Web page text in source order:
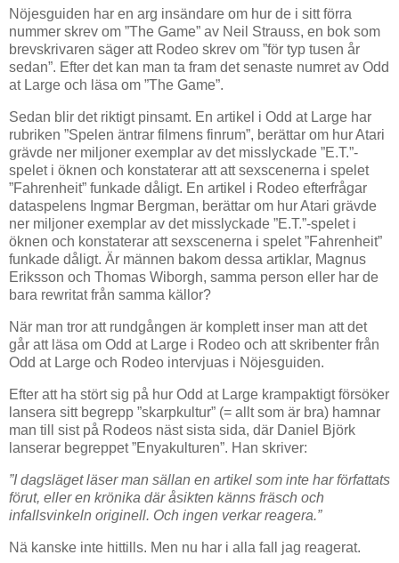
Nöjesguiden har en arg insändare om hur de i sitt förra
nummer skrev om ”The Game” av Neil Strauss, en bok som
brevskrivaren säger att Rodeo skrev om ”för typ tusen år
sedan”. Efter det kan man ta fram det senaste numret av Odd
at Large och läsa om ”The Game”.
Sedan blir det riktigt pinsamt. En artikel i Odd at Large har
rubriken ”Spelen äntrar filmens finrum”, berättar om hur Atari
grävde ner miljoner exemplar av det misslyckade ”E.T.”-
spelet i öknen och konstaterar att att sexscenerna i spelet
”Fahrenheit” funkade dåligt. En artikel i Rodeo efterfrågar
dataspelens Ingmar Bergman, berättar om hur Atari grävde
ner miljoner exemplar av det misslyckade ”E.T.”-spelet i
öknen och konstaterar att sexscenerna i spelet ”Fahrenheit”
funkade dåligt. Är männen bakom dessa artiklar, Magnus
Eriksson och Thomas Wiborgh, samma person eller har de
bara rewritat från samma källor?
När man tror att rundgången är komplett inser man att det
går att läsa om Odd at Large i Rodeo och att skribenter från
Odd at Large och Rodeo intervjuas i Nöjesguiden.
Efter att ha stört sig på hur Odd at Large krampaktigt försöker
lansera sitt begrepp ”skarpkultur” (= allt som är bra) hamnar
man till sist på Rodeos näst sista sida, där Daniel Björk
lanserar begreppet ”Enyakulturen”. Han skriver:
”I dagsläget läser man sällan en artikel som inte har författats
förut, eller en krönika där åsikten känns fräsch och
infallsvinkeln originell. Och ingen verkar reagera.”
Nä kanske inte hittills. Men nu har i alla fall jag reagerat.